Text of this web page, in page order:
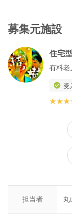
14:00 排泄・入浴介
15:00 おやつ準備
基本見学がメインと
無資格者、有資格
す。ご希望の日程
テムの兼ね合いで
＊コロナウイルス
れている方のみ現
募集元施設
住宅
有料老
受
担当者 丸